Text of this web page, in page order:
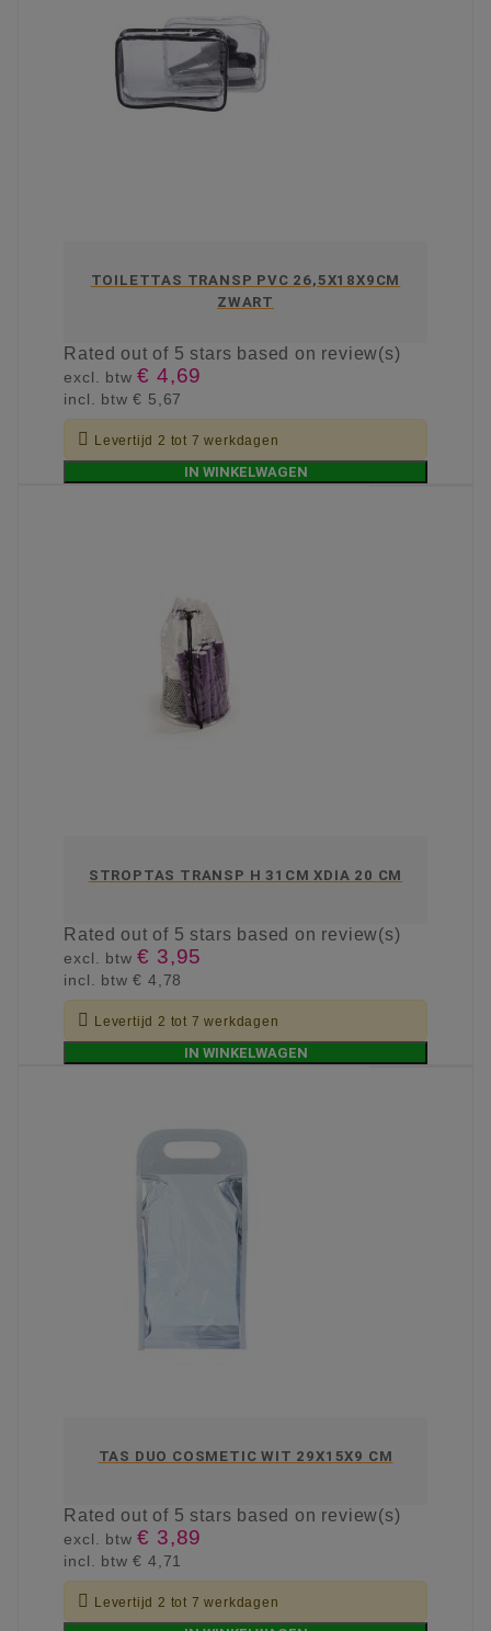
TOILETTAS TRANSP PVC 26,5X18X9CM
ZWART
Ratedout of 5 stars based on review(s)
excl. btw€ 4,69
incl. btw€ 5,67
 Levertijd 2 tot 7 werkdagen
IN WINKELWAGEN
STROPTAS TRANSP H 31CM XDIA 20 CM
Ratedout of 5 stars based on review(s)
excl. btw€ 3,95
incl. btw€ 4,78
 Levertijd 2 tot 7 werkdagen
IN WINKELWAGEN
TAS DUO COSMETIC WIT 29X15X9 CM
Ratedout of 5 stars based on review(s)
excl. btw€ 3,89
incl. btw€ 4,71
 Levertijd 2 tot 7 werkdagen